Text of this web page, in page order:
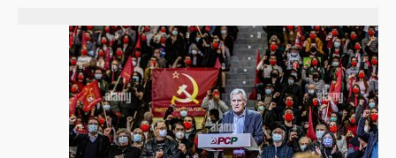
S’organiser
Comprendre...
Vie du site